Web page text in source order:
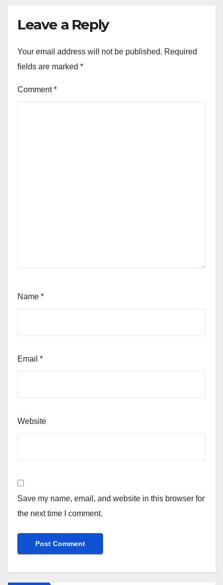
Leave a Reply
Your email address will not be published. Required
fields are marked *
Comment*
Name *
Email *
Website
Save my name, email, and website in this browser for
the next time I comment.